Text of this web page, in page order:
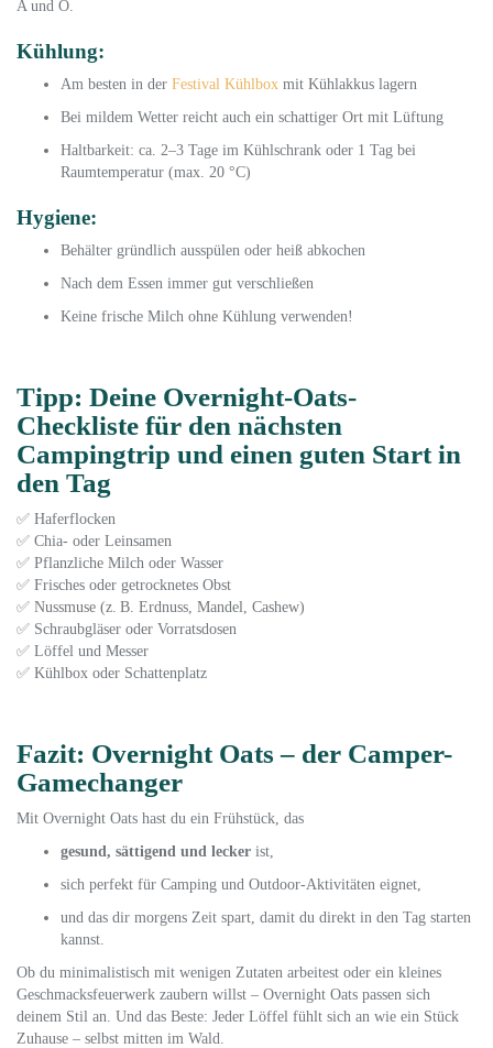
A und O.
Kühlung:
Am besten in der Festival Kühlbox mit Kühlakkus lagern
Bei mildem Wetter reicht auch ein schattiger Ort mit Lüftung
Haltbarkeit: ca. 2–3 Tage im Kühlschrank oder 1 Tag bei
Raumtemperatur (max. 20 °C)
Hygiene:
Behälter gründlich ausspülen oder heiß abkochen
Nach dem Essen immer gut verschließen
Keine frische Milch ohne Kühlung verwenden!
Tipp: Deine Overnight-Oats-
Checkliste für den nächsten
Campingtrip und einen guten Start in
den Tag
✅ Haferflocken
✅ Chia- oder Leinsamen
✅ Pflanzliche Milch oder Wasser
✅ Frisches oder getrocknetes Obst
✅ Nussmuse (z. B. Erdnuss, Mandel, Cashew)
✅ Schraubgläser oder Vorratsdosen
✅ Löffel und Messer
✅ Kühlbox oder Schattenplatz
Fazit: Overnight Oats – der Camper-
Gamechanger
Mit Overnight Oats hast du ein Frühstück, das
gesund, sättigend und lecker ist,
sich perfekt für Camping und Outdoor-Aktivitäten eignet,
und das dir morgens Zeit spart, damit du direkt in den Tag starten
kannst.
Ob du minimalistisch mit wenigen Zutaten arbeitest oder ein kleines
Geschmacksfeuerwerk zaubern willst – Overnight Oats passen sich
deinem Stil an. Und das Beste: Jeder Löffel fühlt sich an wie ein Stück
Zuhause – selbst mitten im Wald.